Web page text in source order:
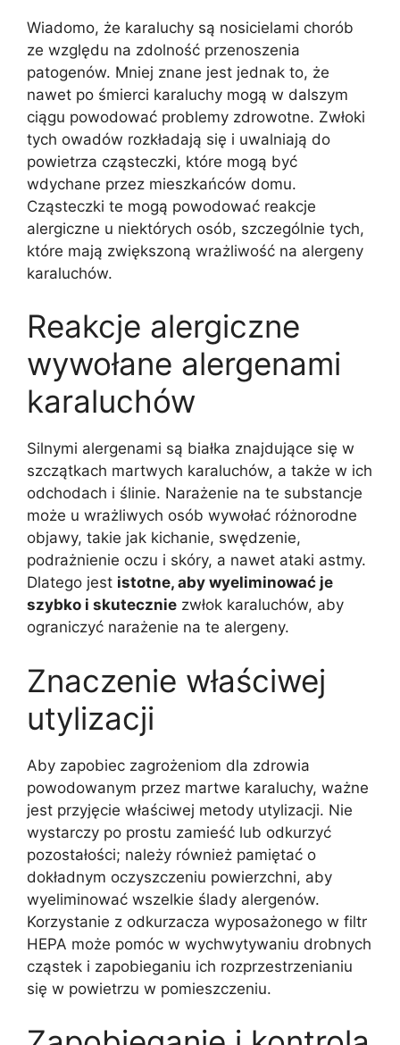
Wiadomo, że karaluchy są nosicielami chorób
ze względu na zdolność przenoszenia
patogenów. Mniej znane jest jednak to, że
nawet po śmierci karaluchy mogą w dalszym
ciągu powodować problemy zdrowotne. Zwłoki
tych owadów rozkładają się i uwalniają do
powietrza cząsteczki, które mogą być
wdychane przez mieszkańców domu.
Cząsteczki te mogą powodować reakcje
alergiczne u niektórych osób, szczególnie tych,
które mają zwiększoną wrażliwość na alergeny
karaluchów.
Reakcje alergiczne
wywołane alergenami
karaluchów
Silnymi alergenami są białka znajdujące się w
szczątkach martwych karaluchów, a także w ich
odchodach i ślinie. Narażenie na te substancje
może u wrażliwych osób wywołać różnorodne
objawy, takie jak kichanie, swędzenie,
podrażnienie oczu i skóry, a nawet ataki astmy.
Dlatego jest istotne, aby wyeliminować je
szybko i skutecznie zwłok karaluchów, aby
ograniczyć narażenie na te alergeny.
Znaczenie właściwej
utylizacji
Aby zapobiec zagrożeniom dla zdrowia
powodowanym przez martwe karaluchy, ważne
jest przyjęcie właściwej metody utylizacji. Nie
wystarczy po prostu zamieść lub odkurzyć
pozostałości; należy również pamiętać o
dokładnym oczyszczeniu powierzchni, aby
wyeliminować wszelkie ślady alergenów.
Korzystanie z odkurzacza wyposażonego w filtr
HEPA może pomóc w wychwytywaniu drobnych
cząstek i zapobieganiu ich rozprzestrzenianiu
się w powietrzu w pomieszczeniu.